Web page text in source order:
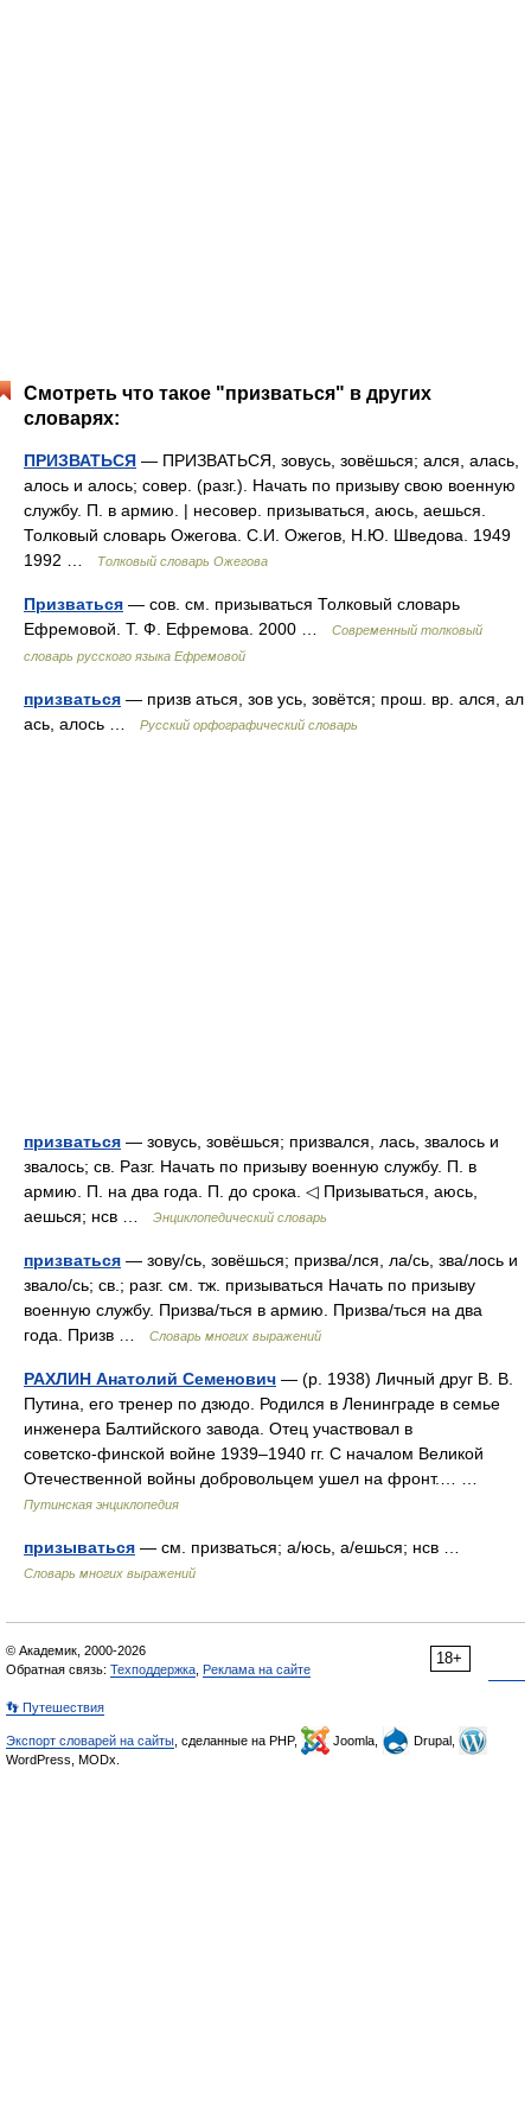
Смотреть что такое "призваться" в других
словарях:
ПРИЗВАТЬСЯ — ПРИЗВАТЬСЯ, зовусь, зовёшься; ался, алась,
алось и алось; совер. (разг.). Начать по призыву свою военную
службу. П. в армию. | несовер. призываться, аюсь, аешься.
Толковый словарь Ожегова. С.И. Ожегов, Н.Ю. Шведова. 1949
1992 …
Толковый словарь Ожегова
Призваться — сов. см. призываться Толковый словарь
Ефремовой. Т. Ф. Ефремова. 2000 …
Современный толковый
словарь русского языка Ефремовой
призваться — призв аться, зов усь, зовётся; прош. вр. ался, ал
ась, алось …
Русский орфографический словарь
призваться — зовусь, зовёшься; призвался, лась, звалось и
звалось; св. Разг. Начать по призыву военную службу. П. в
армию. П. на два года. П. до срока. ◁ Призываться, аюсь,
аешься; нсв …
Энциклопедический словарь
призваться — зову/сь, зовёшься; призва/лся, ла/сь, зва/лось и
звало/сь; св.; разг. см. тж. призываться Начать по призыву
военную службу. Призва/ться в армию. Призва/ться на два
года. Призв …
Словарь многих выражений
РАХЛИН Анатолий Семенович — (р. 1938) Личный друг В. В.
Путина, его тренер по дзюдо. Родился в Ленинграде в семье
инженера Балтийского завода. Отец участвовал в
советско‑финской войне 1939–1940 гг. С началом Великой
Отечественной войны добровольцем ушел на фронт.… …
Путинская энциклопедия
призываться — см. призваться; а/юсь, а/ешься; нсв …
Словарь многих выражений
18+
© Академик, 2000-2026
Обратная связь: Техподдержка Реклама на сайте
👣 Путешествия
Экспорт словарей на сайты , сделанные на PHP, Joomla,
Drupal,
WordPress, MODx.